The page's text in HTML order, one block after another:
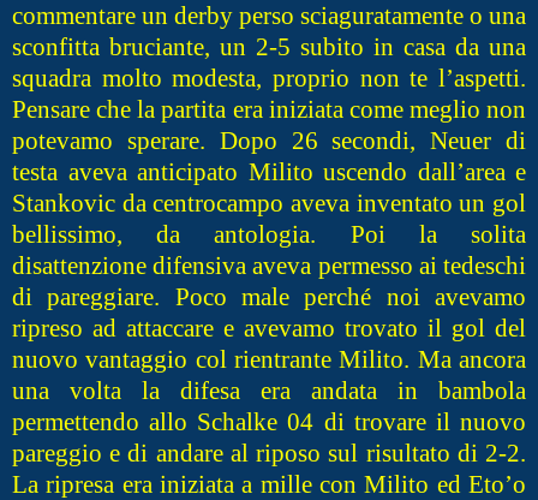
commentare un derby perso sciaguratamente o una
sconfitta bruciante, un 2-5 subito in casa da una
squadra molto modesta, proprio non te l’aspetti.
Pensare che la partita era iniziata come meglio non
potevamo sperare. Dopo 26 secondi, Neuer di
testa aveva anticipato Milito uscendo dall’area e
Stankovic da centrocampo aveva inventato un gol
bellissimo, da antologia. Poi la solita
disattenzione difensiva aveva permesso ai tedeschi
di pareggiare. Poco male perché noi avevamo
ripreso ad attaccare e avevamo trovato il gol del
nuovo vantaggio col rientrante Milito. Ma ancora
una volta la difesa era andata in bambola
permettendo allo Schalke 04 di trovare il nuovo
pareggio e di andare al riposo sul risultato di 2-2.
La ripresa era iniziata a mille con Milito ed Eto’o